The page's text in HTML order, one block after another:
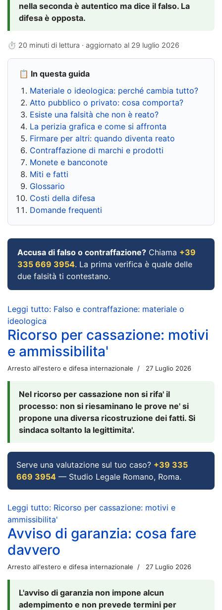
nella seconda è autentico ma dice il falso. La
difesa è opposta.
⏱ 20 minuti di lettura · aggiornato al 29 luglio 2026
📋 In questa guida
Materiale o ideologica: perché cambia tutto?
Atto pubblico o privato: cosa comporta?
Esiste una falsità che non è reato?
La perizia grafica e come si affronta
Firmare per altri: quando diventa reato
Contraffazione di marchi e prodotti
Monete e banconote
Miti e fatti
Glossario
Costi della difesa
Domande frequenti
Accusa di falso o contraffazione? Chiama +39
335 669 3954. La prima verifica è quale delle
due falsità ti contestano.
Leggi tutto: Falso e contraffazione: materiale o
ideologica
Ricorso per cassazione: motivi
e ammissibilita'
Arresto all'estero e difesa internazionale 27 Luglio 2026
Nel ricorso per cassazione non si rifa' il
processo: non si riesaminano le prove ne' si
propone una diversa ricostruzione dei fatti. Si
sindaca soltanto la legittimita'.
Serve una valutazione sul tuo caso? +39 335
669 3954 — Studio Legale Romano, Roma.
Leggi tutto: Ricorso per cassazione: motivi e
ammissibilita'
Avviso di garanzia: cosa fare
davvero
Arresto all'estero e difesa internazionale 27 Luglio 2026
L'avviso di garanzia non impone alcun
adempimento e non prevede termini per